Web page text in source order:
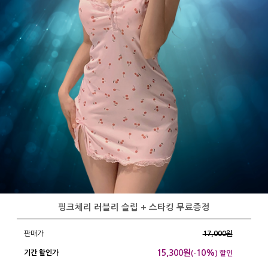
핑크체리 러블리 슬립 + 스타킹 무료증정
판매가 17,000원
기간 할인가 15,300원(- 10%) 할인